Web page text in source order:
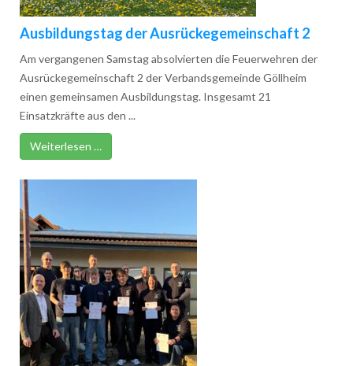
Ausbildungstag der Ausrückegemeinschaft 2
Am vergangenen Samstag absolvierten die Feuerwehren der
Ausrückegemeinschaft 2 der Verbandsgemeinde Göllheim
einen gemeinsamen Ausbildungstag. Insgesamt 21
Einsatzkräfte aus den ...
Weiterlesen …